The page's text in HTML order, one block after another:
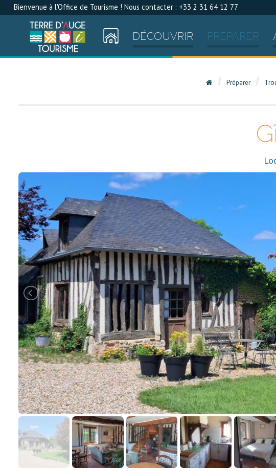
Bienvenue à l'Office de Tourisme ! Nous contacter : +33 2 31 64 12 77
DÉCOUVRIR PRÉPARER
Préparer